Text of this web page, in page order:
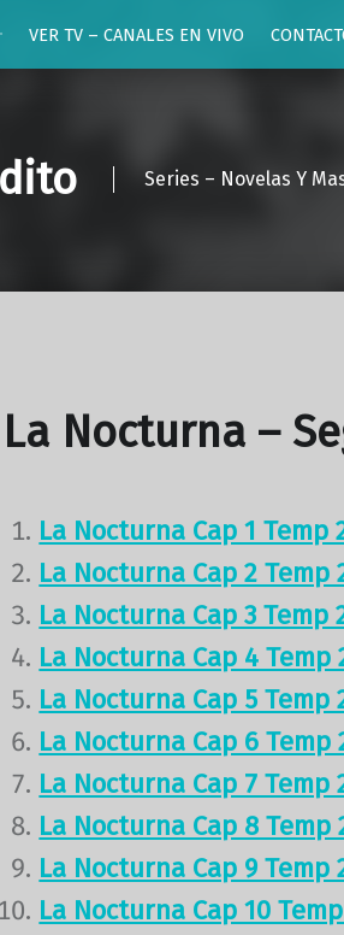
VER TV – CANALES EN VIVO
Series – Novelas Y
La Nocturna –
La Nocturna Cap 1 Temp
La Nocturna Cap 2 Temp
La Nocturna Cap 3 Temp
La Nocturna Cap 4 Temp
La Nocturna Cap 5 Temp
La Nocturna Cap 6 Temp
La Nocturna Cap 7 Temp
La Nocturna Cap 8 Temp
La Nocturna Cap 9 Temp
La Nocturna Cap 10